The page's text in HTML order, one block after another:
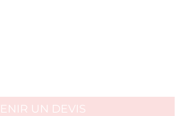
UN DEVIS